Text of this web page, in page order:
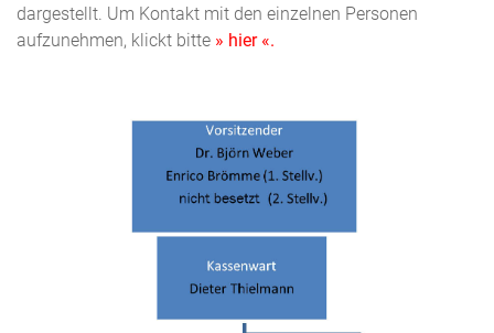
dargestellt. Um Kontakt mit den einzelnen Personen
aufzunehmen, klickt bitte » hier «.